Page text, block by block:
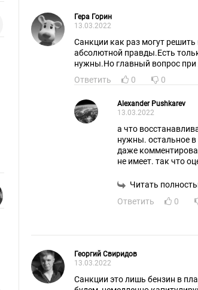
Гера Горин
13.03.2022
Санкции как раз могут
абсолютной правды.Есть
нужны.Но главный вопрос при
Ответить
0 0
Alexander Pushkarev
13.03.2022
а что
нужны. остальное в
даже
не имеет.
Читать
Ответить
0
Георгий Свиридов
13.03.2022
Санкции это лишь бензин в